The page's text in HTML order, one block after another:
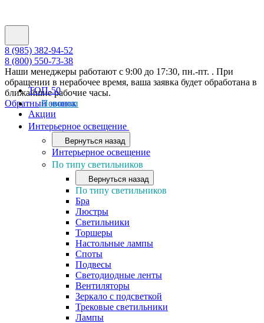
8 (985) 382-94-52
8 (800) 550-73-38
Наши менеджеры работают с 9:00 до 17:30, пн.-пт. . При
обращении в нерабочее время, ваша заявка будет обработана в
ближайшие рабочие часы.
Обратный звонок
ТОП-50
Новинки
Акции
Интерьерное освещение
Вернуться назад
Интерьерное освещение
По типу светильников
Вернуться назад
По типу светильников
Бра
Люстры
Светильники
Торшеры
Настольные лампы
Споты
Подвесы
Светодиодные ленты
Вентиляторы
Зеркало с подсветкой
Трековые светильники
Лампы